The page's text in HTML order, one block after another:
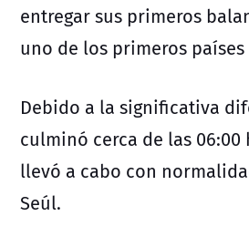
entregar sus primeros
uno de los primeros
Debido a la significativa
culminó cerca de las
llevó a cabo con
Seúl.